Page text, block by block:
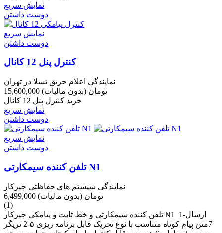
نمایش سریع
دوست داشتن
نمایش سریع
دوست داشتن
کنترل پنل 12 کانال
نمایندگی اعلام حریق تسلا در تهران
15,600,000 تومان (بدون مالیات)
نمایش سریع
دوست داشتن
نمایش سریع
دوست داشتن
تلفن کننده سیمکارتی N1
نمایندگی سیستم های حفاظتی چیرکار
6,499,000 تومان (بدون مالیات)
(1)
تلفن کننده سیمکارتی و خط ثابت و پیامکی چیرکار N1 1-ارسال
7متن پیام کوتاه متناسب با نوع تحریک قابل برنامه ریزی ۵-2 تریگر